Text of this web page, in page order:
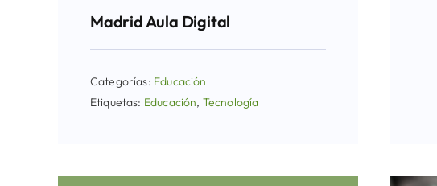
Madrid Aula Digital
Categorías: Educación
Etiquetas: Educación, Tecnología